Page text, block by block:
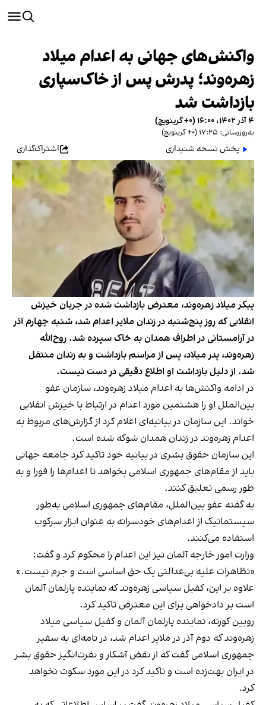
واکنش‌های جهانی به اعدام میلاد
زهره‌وند؛ پدرش پس از خاک‌سپاری
بازداشت شد
۴ آذر ۱۴۰۲، ۱۶:۰۰ (‎+۰ گرینویچ)
به‌روزرسانی: ۱۷:۲۵ (‎+۰ گرینویچ)
پخش نسخه شنیداری اشتراک‌گذاری
پیکر میلاد زهره‌وند، معترض بازداشت شده در جریان خیزش
انقلابی که روز پنج‌شنبه در زندان ملایر اعدام شد، شنبه چهارم آذر
در آرامستانی در اطراف همدان به خاک سپرده شد. روح‌الله
زهره‌وند، پدر میلاد، پس از مراسم بازداشت و به زندان منتقل
شد. از دلیل بازداشت او اطلاع دقیقی در دست نیست.
در ادامه واکنش‌ها به اعدام میلاد زهره‌وند، سازمان عفو
بین‌الملل او را هشتمین مورد اعدام در ارتباط با خیزش انقلابی
خواند. این سازمان در بیانیه‌ای اعلام کرد از گزارش‌های مربوط به
اعدام زهره‌وند در زندان همدان شوکه شده است.
این سازمان حقوق بشری در بیانیه خود تاکید کردجامعه جهانی
باید از مقام‌های جمهوری اسلامی بخواهد تا اعدام‌ها را فورا و به
طور رسمی تعلیق کنند.
به گفته عفو بین‌الملل، مقام‌های جمهوری اسلامی به‌طور
سیستماتیک از اعدام‌های خودسرانه به عنوان ابزار سرکوب
استفاده می‌کنند.
وزارت امور خارجه آلمان نیز این اعدام را محکوم کرد و گفت:
«تظاهرات علیه بی‌عدالتی یک حق اساسی است و جرم نیست.»
علاوه بر این، کفیل سیاسی زهره‌وند که نماینده پارلمان آلمان
است بر دادخواهی برای این معترض تاکید کرد.
روبین کورته، نماینده پارلمان آلمان و کفیل سیاسی میلاد
زهره‌وند که دوم آذر در ملایر اعدام شد، در نامه‌ای به سفیر
جمهوری اسلامی گفت که از نقض آشکار و نفرت‌انگیز حقوق بشر
در ایران بهت‌زده است و تاکید کرد در این مورد سکوت نخواهد
کرد.